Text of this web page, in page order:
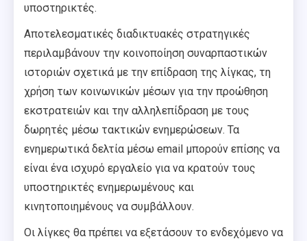
υποστηρικτές.
Αποτελεσματικές διαδικτυακές στρατηγικές
περιλαμβάνουν την κοινοποίηση συναρπαστικών
ιστοριών σχετικά με την επίδραση της λίγκας, τη
χρήση των κοινωνικών μέσων για την προώθηση
εκστρατειών και την αλληλεπίδραση με τους
δωρητές μέσω τακτικών ενημερώσεων. Τα
ενημερωτικά δελτία μέσω email μπορούν επίσης να
είναι ένα ισχυρό εργαλείο για να κρατούν τους
υποστηρικτές ενημερωμένους και
κινητοποιημένους να συμβάλλουν.
Οι λίγκες θα πρέπει να εξετάσουν το ενδεχόμενο να